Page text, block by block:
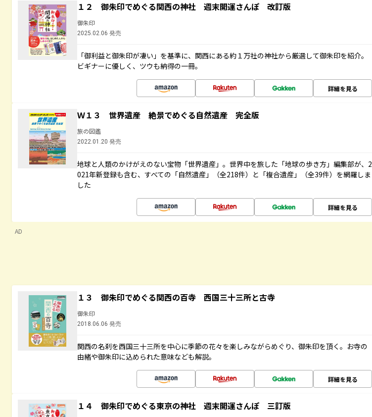
１２ 御朱印でめぐる関西の神社 週末開運さんぽ 改訂版
御朱印
2025.02.06 発売
「御利益と御朱印が凄い」を基準に、関西にある約１万社の神社から厳選して御朱印を紹介。
ビギナーに優しく、ツウも納得の一冊。
詳細を見る
Ｗ１３ 世界遺産 絶景でめぐる自然遺産 完全版
旅の図鑑
2022.01.20 発売
地球と人類のかけがえのない宝物「世界遺産」。世界中を旅した「地球の歩き方」編集部が、2
021年新登録も含む、すべての「自然遺産」（全218件）と「複合遺産」（全39件）を網羅しま
した
詳細を見る
AD
１３ 御朱印でめぐる関西の百寺 西国三十三所と古寺
御朱印
2018.06.06 発売
関西の名刹を西国三十三所を中心に季節の花々を楽しみながらめぐり、御朱印を頂く。お寺の
由緒や御朱印に込められた意味なども解説。
詳細を見る
１４ 御朱印でめぐる東京の神社 週末開運さんぽ 三訂版